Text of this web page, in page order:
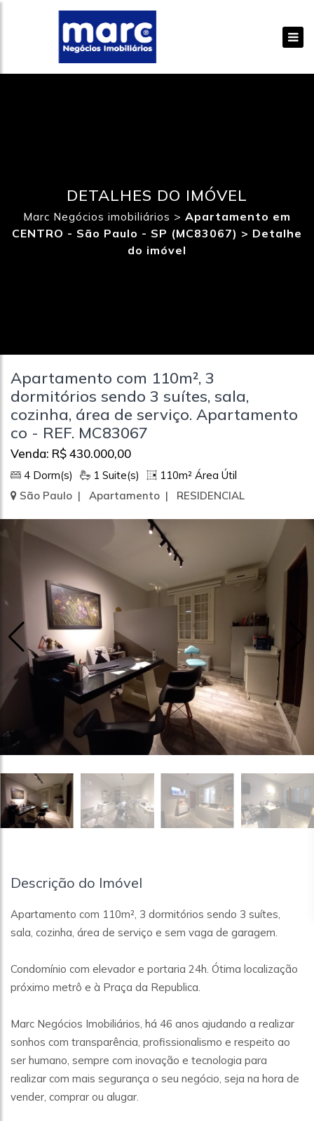
DETALHES DO IMÓVEL
Marc Negócios imobiliários > Apartamento em
CENTRO - São Paulo - SP (MC83067) > Detalhe
do imóvel
Apartamento com 110m², 3
dormitórios sendo 3 suítes, sala,
cozinha, área de serviço. Apartamento
co - REF. MC83067
Venda: R$ 430.000,00
4 Dorm(s) 1 Suite(s)
110m² Área Útil
São Paulo | Apartamento | RESIDENCIAL
Descrição do Imóvel
Apartamento com 110m², 3 dormitórios sendo 3 suítes,
sala, cozinha, área de serviço e sem vaga de garagem.
Condomínio com elevador e portaria 24h. Ótima localização
próximo metrô e à Praça da Republica.
Marc Negócios Imobiliários, há 46 anos ajudando a realizar
sonhos com transparência, profissionalismo e respeito ao
ser humano, sempre com inovação e tecnologia para
realizar com mais segurança o seu negócio, seja na hora de
vender, comprar ou alugar.